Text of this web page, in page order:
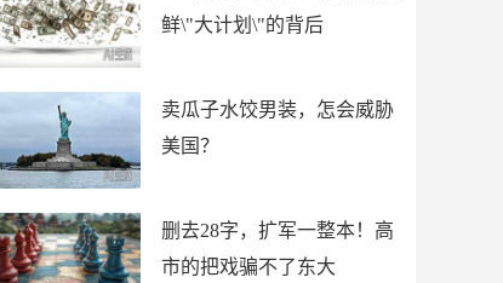
鲜\"大计划\"的背后
卖瓜子水饺男装，怎会威胁
美国？
删去28字，扩军一整本！高
市的把戏骗不了东大